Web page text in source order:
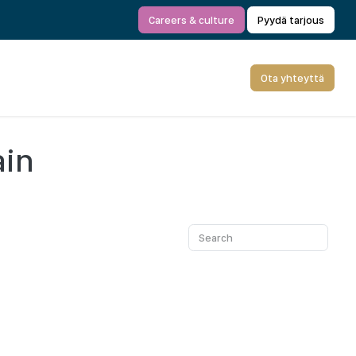
Careers & culture Pyydä tarjous
Ota yhteyttä